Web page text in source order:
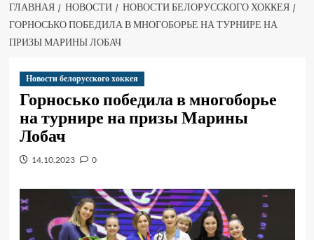
ГЛАВНАЯ НОВОСТИ
НОВОСТИ БЕЛОРУССКОГО ХОККЕЯ
ГОРНОСЬКО ПОБЕДИЛА В МНОГОБОРЬЕ НА ТУРНИРЕ НА
ПРИЗЫ МАРИНЫ ЛОБАЧ
Новости белорусского хоккея
Горносько победила в многоборье
на турнире на призы Марины
Лобач
14.10.2023 0